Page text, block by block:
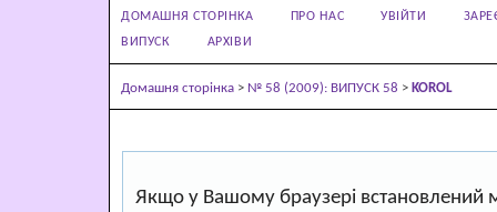
ДОМАШНЯ СТОРІНКА ПРО НАС УВІЙТИ
ВИПУСК
АРХІВИ
Домашня сторінка > № 58 (2009): ВИПУСК 58 > KOROL
Якщо у Вашому браузері встановлений